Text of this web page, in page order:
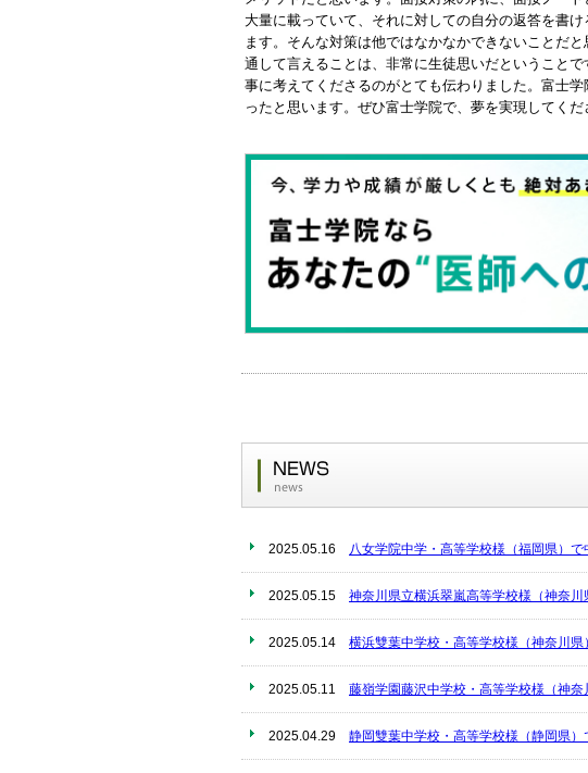
大量に載っていて、それに対しての自分の返答を書
ます。そんな対策は他ではなかなかできないことだ
通して言えることは、非常に生徒思いだということ
事に考えてくださるのがとても伝わりました。富士
ったと思います。ぜひ富士学院で、夢を実現してくだ
2025.05.16 八女学院中学・高等学校様（福岡県）
2025.05.15 神奈川県立横浜翠嵐高等学校様（神奈川
2025.05.14 横浜雙葉中学校・高等学校様（神奈川県
2025.05.11 藤嶺学園藤沢中学校・高等学校様（神奈
2025.04.29 静岡雙葉中学校・高等学校様（静岡県